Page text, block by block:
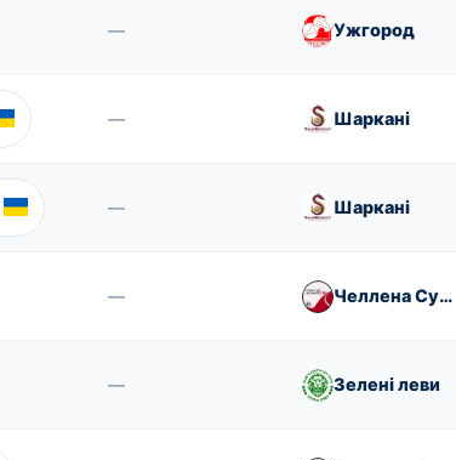
— Ужгород
— Шаркані
— Шаркані
— Челлена Сува
— Зелені леви